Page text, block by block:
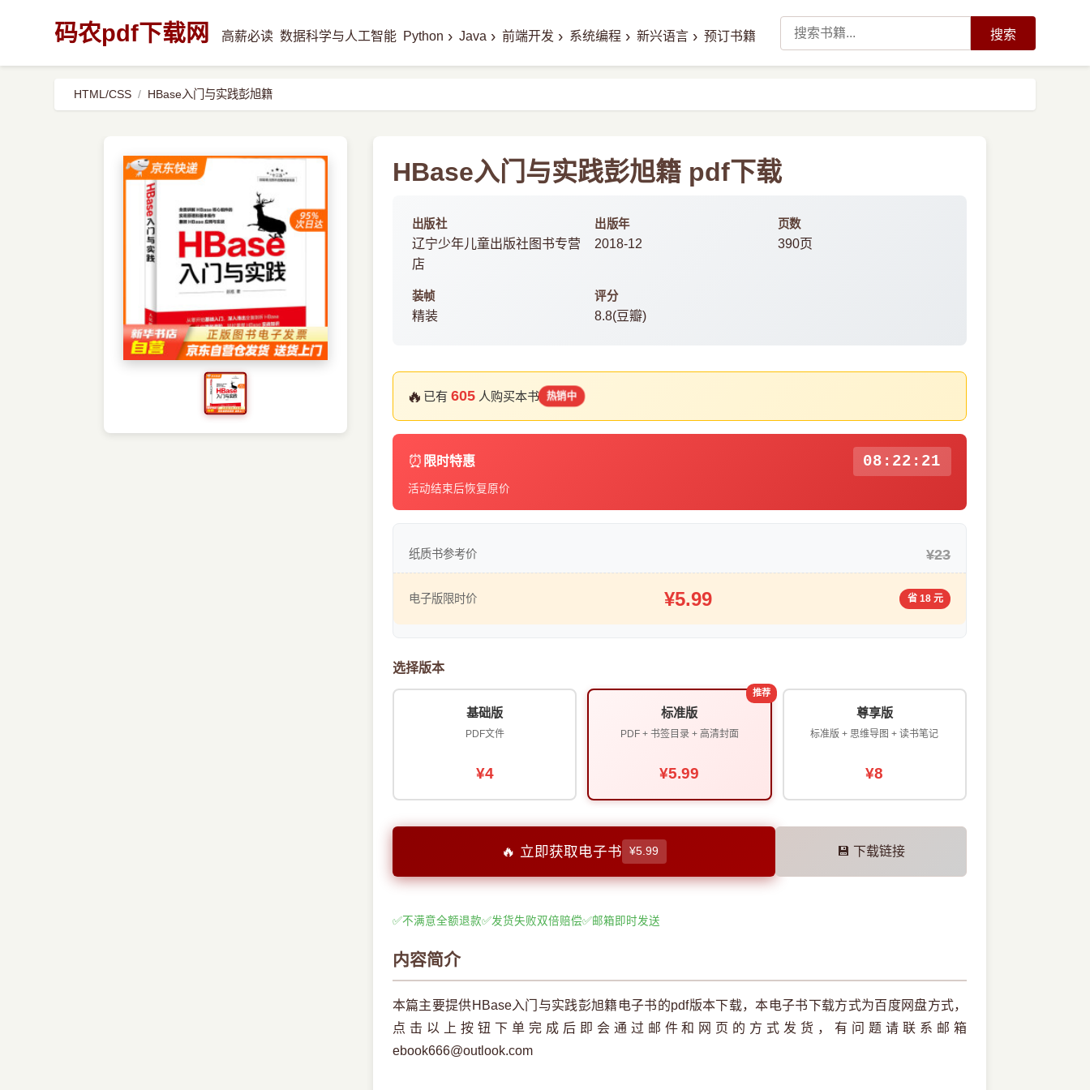
码农pdf下载网 高薪必读 数据科学与人工智能 Python › Java › 前端开发 › 系统编程 › 新兴语言 › 预订书籍 搜索
HTML/CSS HBase入门与实践彭旭籍
HBase入门与实践彭旭籍 pdf下载
出版社
辽宁少年儿童出版社图书专营
店
出版年
2018-12
页数
390页
装帧
精装
评分
8.8(豆瓣)
🔥 已有 605人购买本书 热销中
⏰ 限时特惠 08:22:20
活动结束后恢复原价
纸质书参考价 ¥23
电子版限时价 ¥5.99 省 18 元
选择版本
基础版
PDF文件
¥4
推荐
标准版
PDF + 书签目录 + 高清封面
¥5.99
尊享版
标准版 + 思维导图 + 读书笔记
¥8
🔥 立即获取电子书 ¥5.99 💾 下载链接
✅不满意全额退款✅发货失败双倍赔偿✅邮箱即时发送
内容简介
本篇主要提供HBase入门与实践彭旭籍电子书的pdf版本下载，本电子书下载方式为百度网盘方式，
点击以上按钮下单完成后即会通过邮件和网页的方式发货，有问题请联系邮箱
ebook666@outlook.com